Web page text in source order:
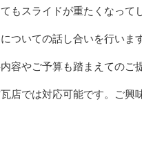
もスライドが重たくなって
ついての話し合いを行います
容やご予算も踏まえての
店では対応可能です。ご